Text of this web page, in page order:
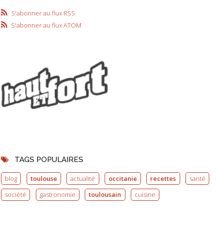
S'abonner au flux RSS
S'abonner au flux ATOM
TAGS POPULAIRES
blog toulouse actualité occitanie recettes
santé
société
gastronomie toulousain cuisine